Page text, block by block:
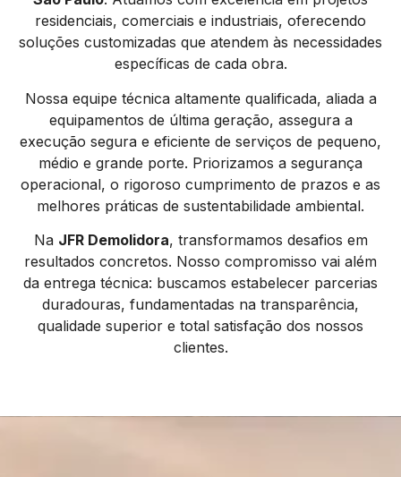
residenciais, comerciais e industriais, oferecendo
soluções customizadas que atendem às necessidades
específicas de cada obra.
Nossa equipe técnica altamente qualificada, aliada a
equipamentos de última geração, assegura a
execução segura e eficiente de serviços de pequeno,
médio e grande porte. Priorizamos a segurança
operacional, o rigoroso cumprimento de prazos e as
melhores práticas de sustentabilidade ambiental.
Na JFR Demolidora, transformamos desafios em
resultados concretos. Nosso compromisso vai além
da entrega técnica: buscamos estabelecer parcerias
duradouras, fundamentadas na transparência,
qualidade superior e total satisfação dos nossos
clientes.